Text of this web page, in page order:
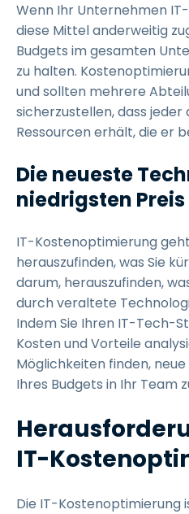
Wenn Ihr Unternehmen
diese Mittel anderweitig
Budgets im gesamten
zu halten.
und sollten mehrere
sicherzustellen, dass
Ressourcen erhält, die er
Die neueste
niedrigsten Preis
IT-Kostenoptimierung
herauszufinden, was Sie
darum, herauszufinden,
durch veraltete
Indem Sie Ihren IT-Tech-
Kosten und Vorteile
Möglichkeiten finden,
Ihres Budgets in Ihr Team
IT-
Die IT-Kostenoptimierung